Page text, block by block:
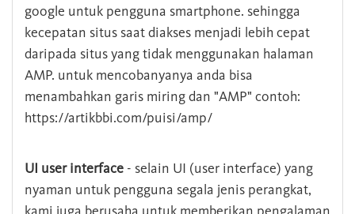
google untuk pengguna smartphone. sehingga
kecepatan situs saat diakses menjadi lebih cepat
daripada situs yang tidak menggunakan halaman
AMP. untuk mencobanyanya anda bisa
menambahkan garis miring dan "AMP" contoh:
https://artikbbi.com/puisi/amp/
UI user interface - selain UI (user interface) yang
nyaman untuk pengguna segala jenis perangkat,